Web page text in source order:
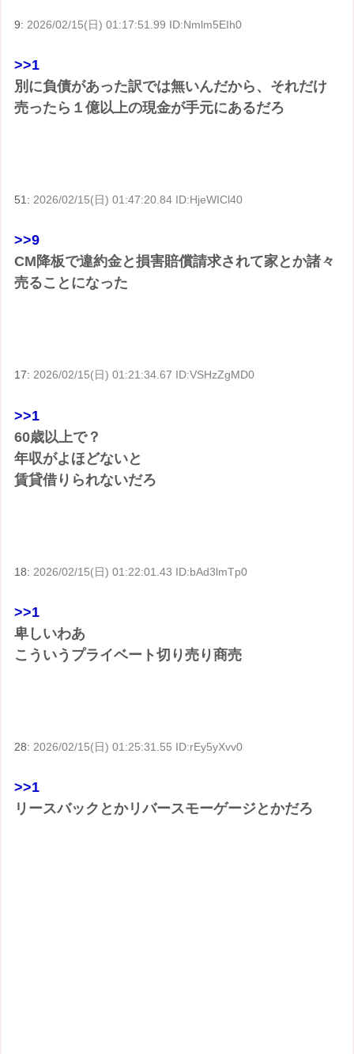
9: 2026/02/15(日) 01:17:51.99 ID:Nmlm5EIh0
>>1
別に負債があった訳では無いんだから、それだけ
売ったら１億以上の現金が手元にあるだろ
51: 2026/02/15(日) 01:47:20.84 ID:HjeWICl40
>>9
CM降板で違約金と損害賠償請求されて家とか諸々
売ることになった
17:2026/02/15(日) 01:21:34.67 ID:VSHzZgMD0
>>1
60歳以上で？
年収がよほどないと
賃貸借りられないだろ
18: 2026/02/15(日) 01:22:01.43 ID:bAd3lmTp0
>>1
卑しいわあ
こういうプライベート切り売り商売
28:2026/02/15(日) 01:25:31.55 ID:rEy5yXvv0
>>1
リースバックとかリバースモーゲージとかだろ